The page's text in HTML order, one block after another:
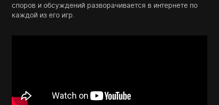
споров и обсуждений разворачивается в интернете по
каждой из его игр.